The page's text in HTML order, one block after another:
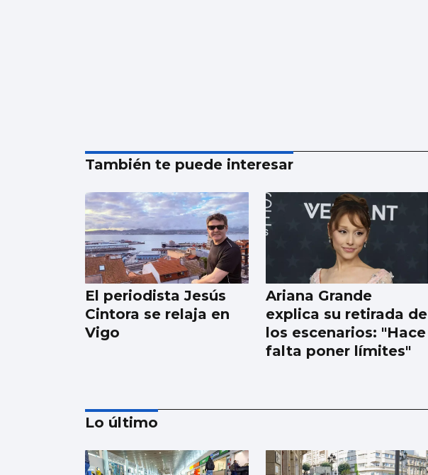
También te puede interesar
El periodista Jesús
Cintora se relaja en
Vigo
Ariana Grande
explica su retirada de
los escenarios: "Hace
falta poner límites"
Lo último